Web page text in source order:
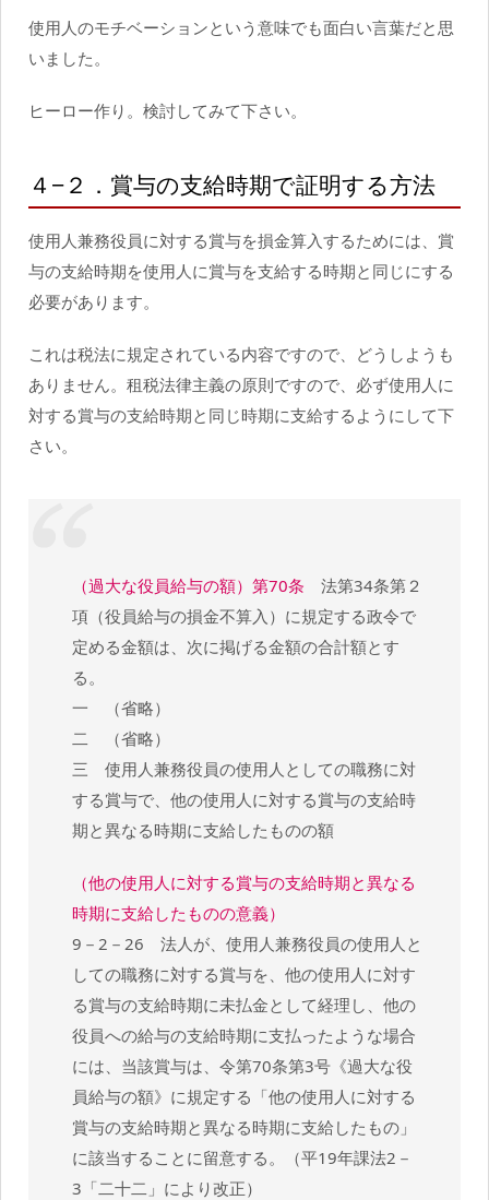
使用人のモチベーションという意味でも面白い言葉だと思
いました。
ヒーロー作り。検討してみて下さい。
４−２．賞与の支給時期で証明する方法
使用人兼務役員に対する賞与を損金算入するためには、賞
与の支給時期を使用人に賞与を支給する時期と同じにする
必要があります。
これは税法に規定されている内容ですので、どうしようも
ありません。租税法律主義の原則ですので、必ず使用人に
対する賞与の支給時期と同じ時期に支給するようにして下
さい。
（過大な役員給与の額）第70条 法第34条第２
項（役員給与の損金不算入）に規定する政令で
定める金額は、次に掲げる金額の合計額とす
る。
一 （省略）
二 （省略）
三 使用人兼務役員の使用人としての職務に対
する賞与で、他の使用人に対する賞与の支給時
期と異なる時期に支給したものの額
（他の使用人に対する賞与の支給時期と異なる
時期に支給したものの意義）
9－2－26 法人が、使用人兼務役員の使用人と
しての職務に対する賞与を、他の使用人に対す
る賞与の支給時期に未払金として経理し、他の
役員への給与の支給時期に支払ったような場合
には、当該賞与は、令第70条第3号《過大な役
員給与の額》に規定する「他の使用人に対する
賞与の支給時期と異なる時期に支給したもの」
に該当することに留意する。（平19年課法2－
3「二十二」により改正）